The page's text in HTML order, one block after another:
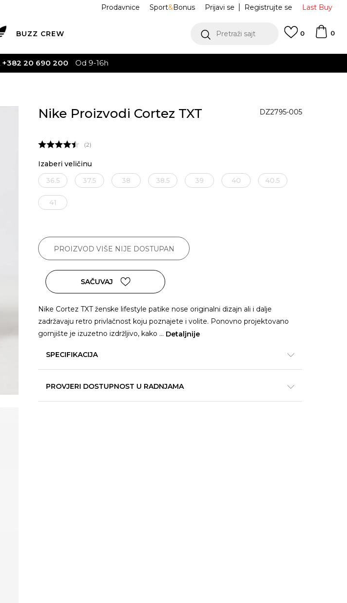
Last Buy
Prijavi se Registrujte se
Prodavnice Sport&Bonus
BUZZ CREW Pretraži sajt 0
0
+382 20 690 200 Od 9-16h
Nike Proizvodi Cortez TXT DZ2795-005
2
Izaberi veličinu
36.5
37.5 38 38.5 39 40 40.5
41
PROIZVOD VIŠE NIJE DOSTUPAN
SAČUVAJ
Nike Cortez TXT ženske lifestyle patike nose originalni dizajn ali i dalje
zadržavaju retro privlačnost koju poznajete i volite. Ponovno projektovano
gornjište je izuzetno izdržljivo, kako ... Detaljnije
SPECIFIKACIJA
PROVJERI DOSTUPNOST U RADNJAMA